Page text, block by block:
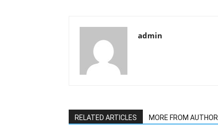
admin
RELATED ARTICLES MORE FROM AUTHOR